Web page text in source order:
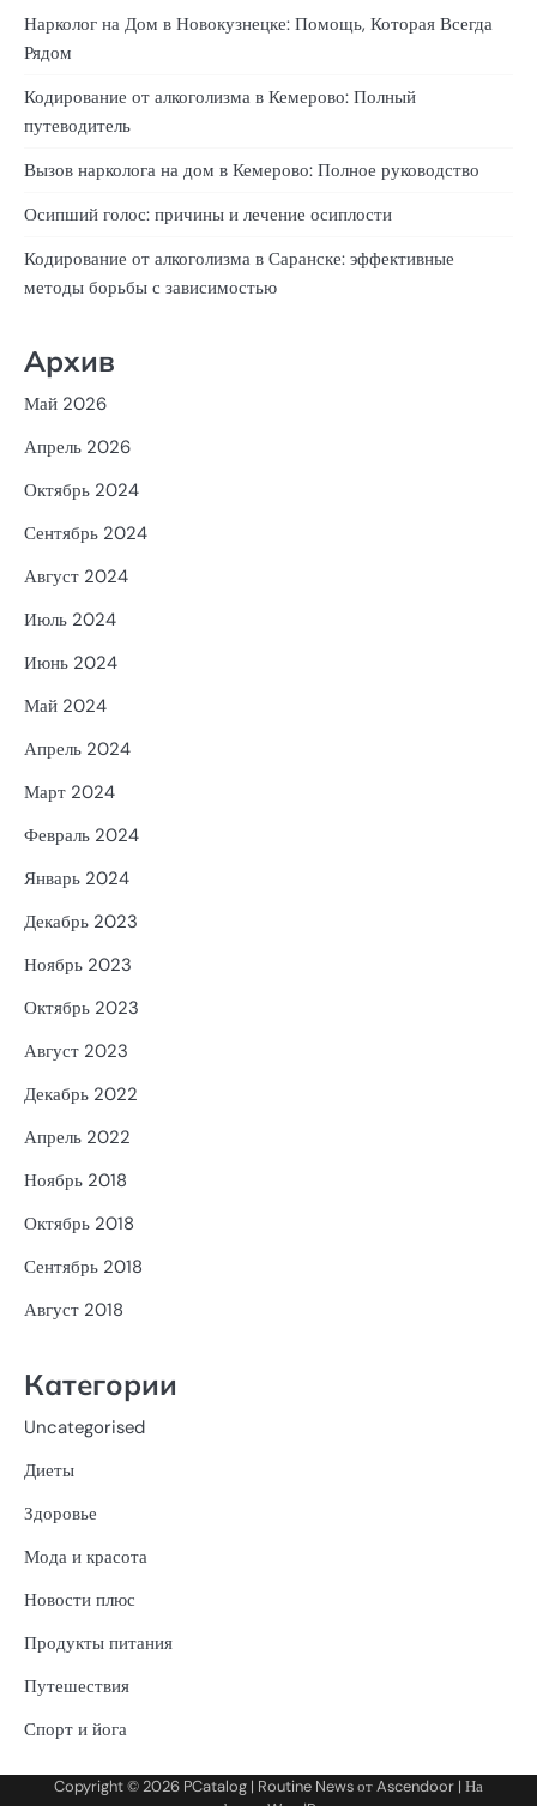
Нарколог на Дом в Новокузнецке: Помощь, Которая Всегда
Рядом
Кодирование от алкоголизма в Кемерово: Полный
путеводитель
Вызов нарколога на дом в Кемерово: Полное руководство
Осипший голос: причины и лечение осиплости
Кодирование от алкоголизма в Саранске: эффективные
методы борьбы с зависимостью
Архив
Май 2026
Апрель 2026
Октябрь 2024
Сентябрь 2024
Август 2024
Июль 2024
Июнь 2024
Май 2024
Апрель 2024
Март 2024
Февраль 2024
Январь 2024
Декабрь 2023
Ноябрь 2023
Октябрь 2023
Август 2023
Декабрь 2022
Апрель 2022
Ноябрь 2018
Октябрь 2018
Сентябрь 2018
Август 2018
Категории
Uncategorised
Диеты
Здоровье
Мода и красота
Новости плюс
Продукты питания
Путешествия
Спорт и йога
Copyright © 2026 PCatalog | Routine News отAscendoor | На